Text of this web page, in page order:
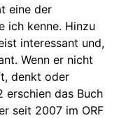
eine der
ich kenne. Hinzu
interessant und,
Wenn er nicht
denkt oder
erschien das Buch
seit 2007 im ORF